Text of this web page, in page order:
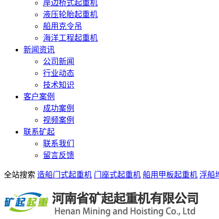
岸边桥式起重机
液压轮胎起重机
船用克令吊
海洋工程起重机
新闻资讯
公司新闻
行业动态
技术知识
客户案例
成功案例
视频案例
联系矿起
联系我们
留言反馈
全站搜索 造船门式起重机 门座式起重机 船用甲板起重机 浮船